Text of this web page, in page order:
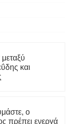
και
ο
πρέπει ενεργά